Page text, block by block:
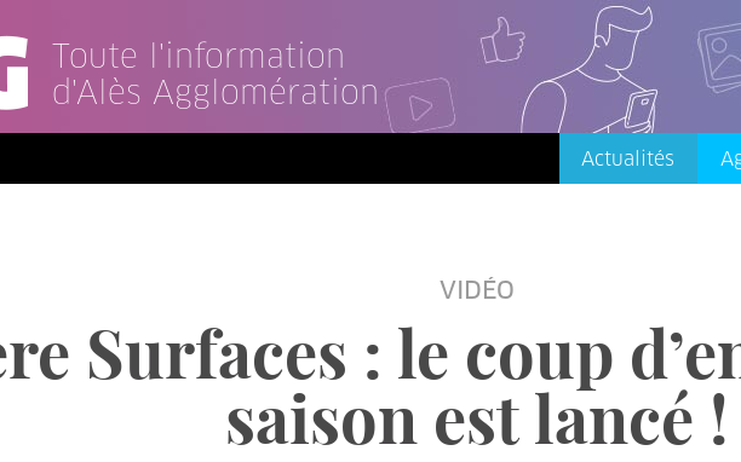
Toute l'information
d'Alès Agglomération
Actualités
VIDÉO
Surfaces : le coup
saison est lancé !